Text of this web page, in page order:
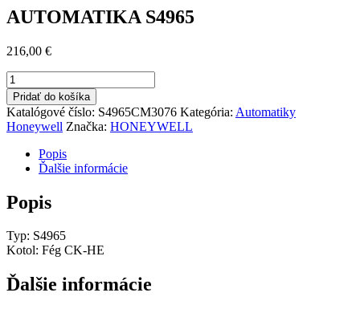
AUTOMATIKA S4965
216,00 €
množstvo
AUTOMATIKA
S4965
Pridať do košíka
Katalógové číslo: S4965CM3076 Kategória: Automatiky
Honeywell Značka: HONEYWELL
Popis
Ďalšie informácie
Popis
Typ: S4965
Kotol: Fég CK-HE
Ďalšie informácie